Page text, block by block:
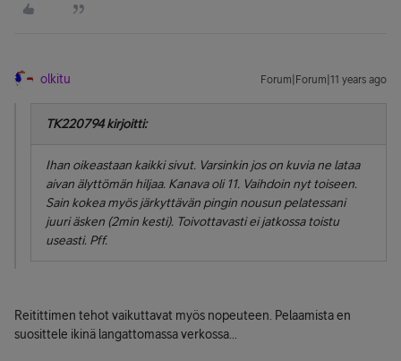
olkitu Forum|Forum|11 years ago
TK220794 kirjoitti:
Ihan oikeastaan kaikki sivut. Varsinkin jos on kuvia ne lataa
aivan älyttömän hiljaa. Kanava oli 11. Vaihdoin nyt toiseen.
Sain kokea myös järkyttävän pingin nousun pelatessani
juuri äsken (2min kesti). Toivottavasti ei jatkossa toistu
useasti. Pff.
Reitittimen tehot vaikuttavat myös nopeuteen. Pelaamista en
suosittele ikinä langattomassa verkossa...